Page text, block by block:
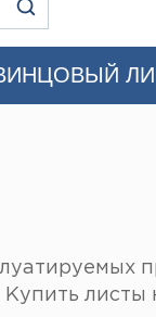
Купить